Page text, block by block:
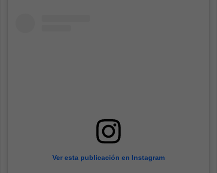
Ver esta publicación en Instagram